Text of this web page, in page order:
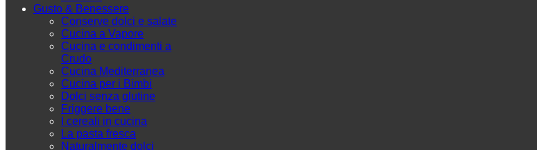
Gusto & Benessere
Conserve dolci e salate
Cucina a Vapore
Cucina e condimenti a
Crudo
Cucina Mediterranea
Cucina per i Bimbi
Dolci senza glutine
Friggere bene
I cereali in cucina
La pasta fresca
Naturalmente dolci